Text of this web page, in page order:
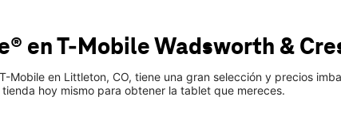
en T-MobileWadsworth &
Mobile en Littleton, CO, tiene una gran selección y precios
hoy mismo para obtener la tablet que mereces.